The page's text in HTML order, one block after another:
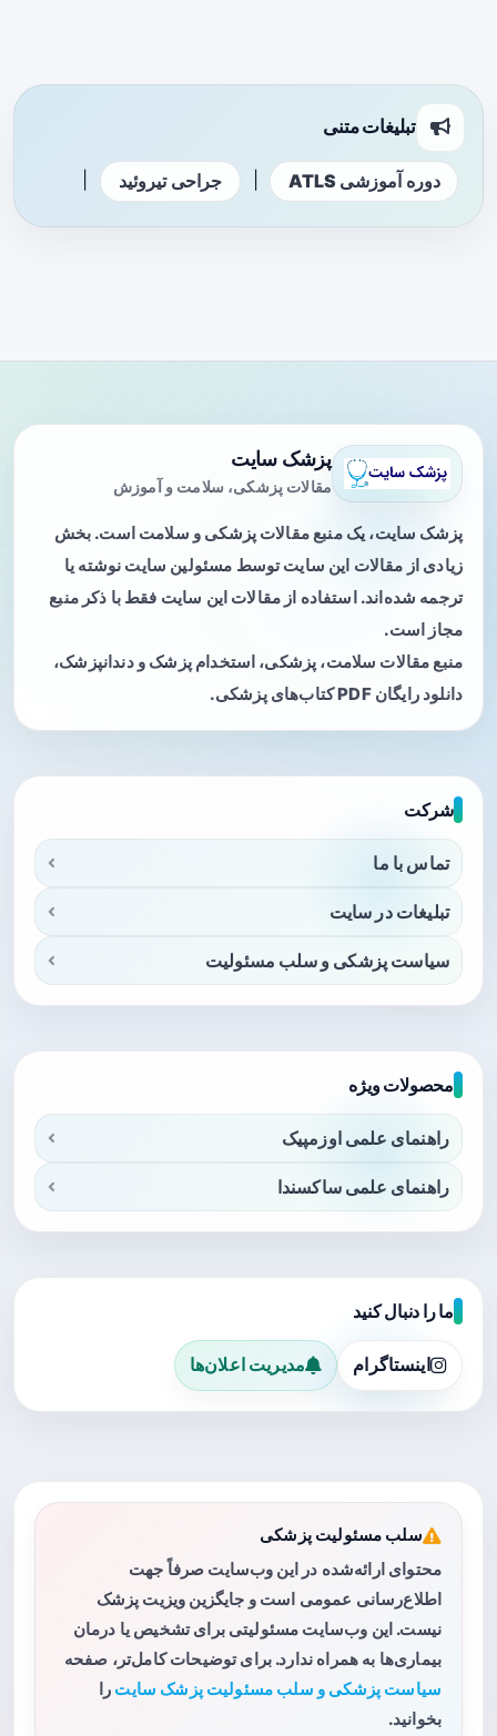
تبلیغات متنی
دوره آموزشی ATLS جراحی تیروئید
پزشک سایت
مقالات پزشکی، سلامت و آموزش
پزشک سایت، یک منبع مقالات پزشکی و سلامت است. بخش
زیادی از مقالات این سایت توسط مسئولین سایت نوشته یا
ترجمه شده‌اند. استفاده از مقالات این سایت فقط با ذکر منبع
مجاز است.
منبع مقالات سلامت، پزشکی، استخدام پزشک و دندانپزشک،
دانلود رایگان PDF کتاب‌های پزشکی.
شرکت
تماس با ما
تبلیغات در سایت
سیاست پزشکی و سلب مسئولیت
محصولات ویژه
راهنمای علمی اوزمپیک
راهنمای علمی ساکسندا
ما را دنبال کنید
اینستاگرام مدیریت اعلان‌ها
سلب مسئولیت پزشکی
محتوای ارائه‌شده در این وب‌سایت صرفاً جهت
اطلاع‌رسانی عمومی است و جایگزین ویزیت پزشک
نیست. این وب‌سایت مسئولیتی برای تشخیص یا درمان
بیماری‌ها به همراه ندارد. برای توضیحات کامل‌تر، صفحه
سیاست پزشکی و سلب مسئولیت پزشک سایت را
بخوانید.